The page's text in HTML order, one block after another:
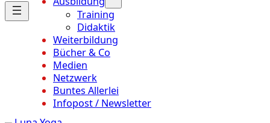
Training
Didaktik
Weiterbildung
Bücher & Co
Medien
Netzwerk
Buntes Allerlei
Infopost / Newsletter